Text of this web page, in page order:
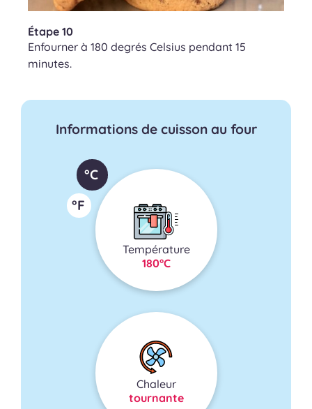
Étape 10
Enfourner à 180 degrés Celsius pendant 15
minutes.
Informations de cuisson au four
Température
180°C
°C
°F
Chaleur
tournante